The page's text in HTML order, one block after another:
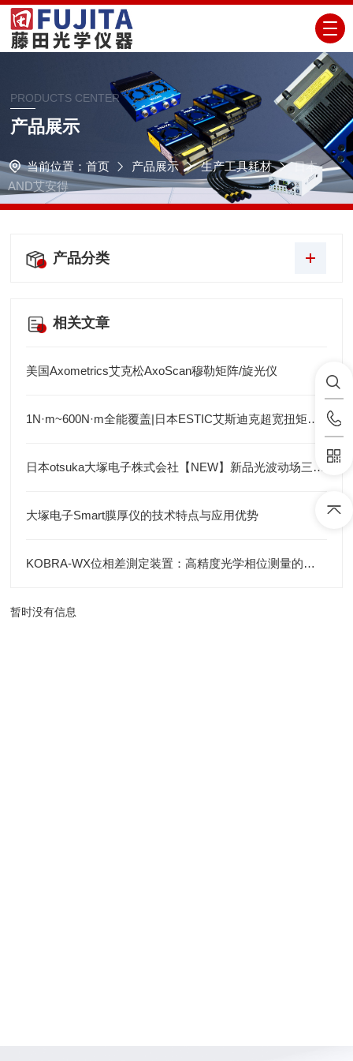
PRODUCTS CENTER
产品展示
当前位置： 首页 产品展示 生产工具耗材
日本
AND艾安得
产品分类
相关文章
美国Axometrics艾克松AxoScan穆勒矩阵/旋光仪
1N·m~600N·m全能覆盖|日本ESTIC艾斯迪克超宽扭矩弯头枪
日本otsuka大塚电子株式会社【NEW】新品光波动场三次元显微镜MINUK
大塚电子Smart膜厚仪的技术特点与应用优势
KOBRA-WX位相差測定装置：高精度光学相位测量的关键技术解析
暂时没有信息